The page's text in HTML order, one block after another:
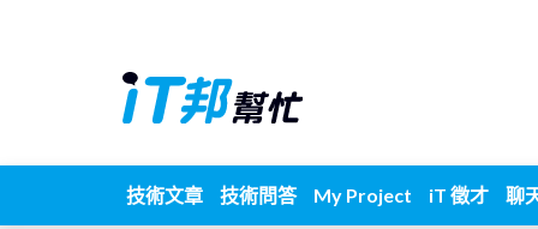
技術文章 技術問答 My Project iT 徵才 聊